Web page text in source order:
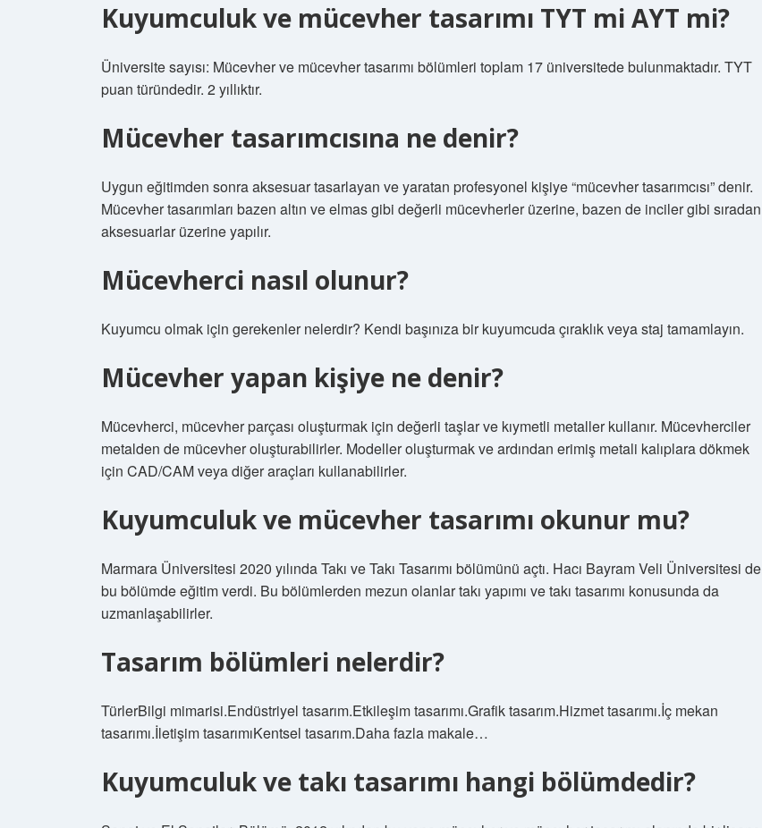
Kuyumculuk ve mücevher tasarımı TYT mi AYT mi?
Üniversite sayısı: Mücevher ve mücevher tasarımı bölümleri toplam 17 üniversitede bulunmaktadır. TYT
puan türündedir. 2 yıllıktır.
Mücevher tasarımcısına ne denir?
Uygun eğitimden sonra aksesuar tasarlayan ve yaratan profesyonel kişiye “mücevher tasarımcısı” denir.
Mücevher tasarımları bazen altın ve elmas gibi değerli mücevherler üzerine, bazen de inciler gibi sıradan
aksesuarlar üzerine yapılır.
Mücevherci nasıl olunur?
Kuyumcu olmak için gerekenler nelerdir? Kendi başınıza bir kuyumcuda çıraklık veya staj tamamlayın.
Mücevher yapan kişiye ne denir?
Mücevherci, mücevher parçası oluşturmak için değerli taşlar ve kıymetli metaller kullanır. Mücevherciler
metalden de mücevher oluşturabilirler. Modeller oluşturmak ve ardından erimiş metali kalıplara dökmek
için CAD/CAM veya diğer araçları kullanabilirler.
Kuyumculuk ve mücevher tasarımı okunur mu?
Marmara Üniversitesi 2020 yılında Takı ve Takı Tasarımı bölümünü açtı. Hacı Bayram Veli Üniversitesi de
bu bölümde eğitim verdi. Bu bölümlerden mezun olanlar takı yapımı ve takı tasarımı konusunda da
uzmanlaşabilirler.
Tasarım bölümleri nelerdir?
TürlerBilgi mimarisi.Endüstriyel tasarım.Etkileşim tasarımı.Grafik tasarım.Hizmet tasarımı.İç mekan
tasarımı.İletişim tasarımıKentsel tasarım.Daha fazla makale…
Kuyumculuk ve takı tasarımı hangi bölümdedir?